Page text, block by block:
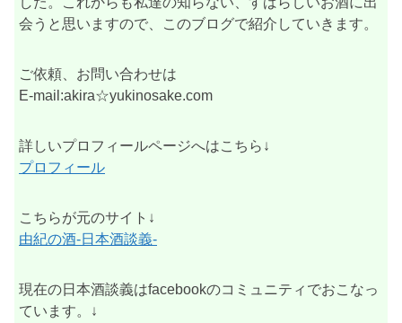
会うと思いますので、このブログで紹介していきます。
ご依頼、お問い合わせは
E-mail:akira☆yukinosake.com
詳しいプロフィールページへはこちら↓
プロフィール
こちらが元のサイト↓
由紀の酒-日本酒談義-
現在の日本酒談義はfacebookのコミュニティでおこなっ
ています。↓